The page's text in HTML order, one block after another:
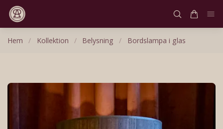
Hem / Kollektion / Belysning / Bordslampa i glas